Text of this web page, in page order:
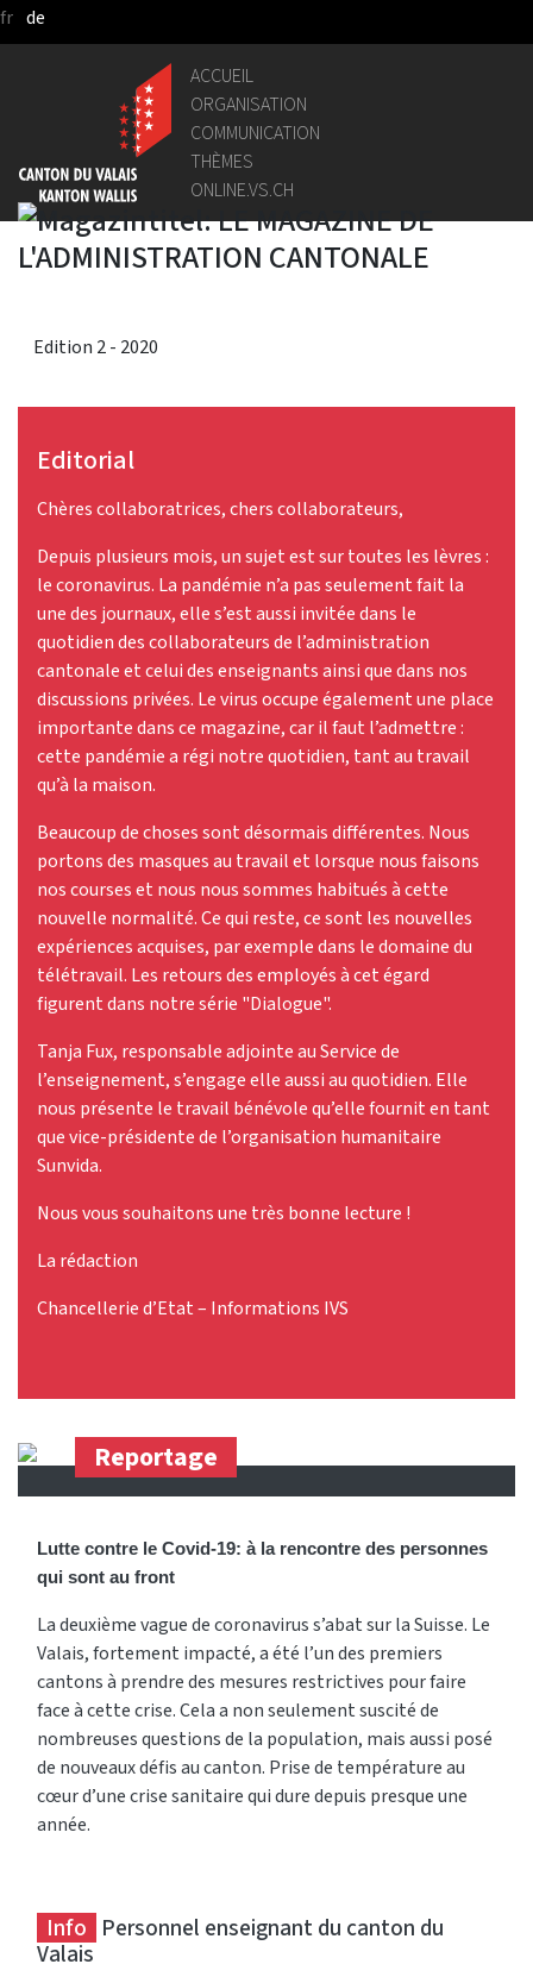
Saut au contenu principal
fr de
ACCUEIL
ORGANISATION
COMMUNICATION
THÈMES
ONLINE.VS.CH
Edition 2 - 2020
Editorial
Chères collaboratrices, chers collaborateurs,
Depuis plusieurs mois, un sujet est sur toutes les lèvres :
le coronavirus. La pandémie n’a pas seulement fait la
une des journaux, elle s’est aussi invitée dans le
quotidien des collaborateurs de l’administration
cantonale et celui des enseignants ainsi que dans nos
discussions privées. Le virus occupe également une place
importante dans ce magazine, car il faut l’admettre :
cette pandémie a régi notre quotidien, tant au travail
qu’à la maison.
Beaucoup de choses sont désormais différentes. Nous
portons des masques au travail et lorsque nous faisons
nos courses et nous nous sommes habitués à cette
nouvelle normalité. Ce qui reste, ce sont les nouvelles
expériences acquises, par exemple dans le domaine du
télétravail. Les retours des employés à cet égard
figurent dans notre série "Dialogue".
Tanja Fux, responsable adjointe au Service de
l’enseignement, s’engage elle aussi au quotidien. Elle
nous présente le travail bénévole qu’elle fournit en tant
que vice-présidente de l’organisation humanitaire
Sunvida.
Nous vous souhaitons une très bonne lecture !
La rédaction
Chancellerie d’Etat – Informations IVS
Reportage
Lutte contre le Covid-19: à la rencontre des personnes
qui sont au front
La deuxième vague de coronavirus s’abat sur la Suisse. Le
Valais, fortement impacté, a été l’un des premiers
cantons à prendre des mesures restrictives pour faire
face à cette crise. Cela a non seulement suscité de
nombreuses questions de la population, mais aussi posé
de nouveaux défis au canton. Prise de température au
cœur d’une crise sanitaire qui dure depuis presque une
année.
Info Personnel enseignant du canton du
Valais